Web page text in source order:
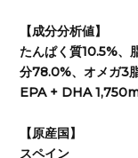
【成分分析値】
たんぱく質10.5%、
分78.0%、オメガ3
EPA + DHA
【原産国】
スペイン